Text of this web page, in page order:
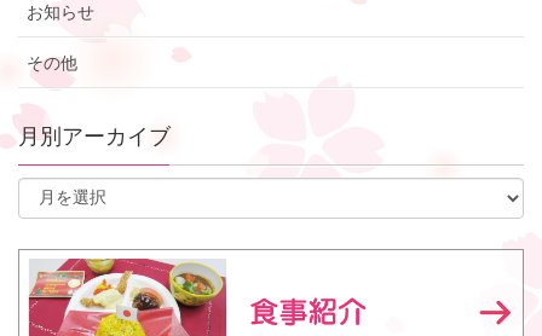
お知らせ
その他
月別アーカイブ